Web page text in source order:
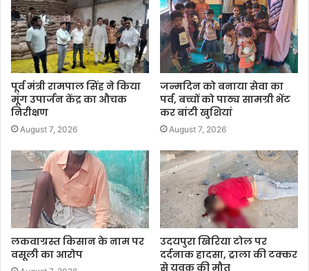
पूर्व मंत्री रामपाल सिंह ने किया
मूंग उपार्जन केंद्र का औचक
निरीक्षण
August 7, 2026
जन्मदिन को बनाया सेवा का
पर्व, बच्चों को पाठ्य सामग्री भेंट
कर बांटी खुशियां
August 7, 2026
लकवाग्रस्त किसान के नाम पर
वसूली का आरोप
उदयपुरा खिरिया टोल पर
दर्दनाक हादसा, ट्राला की टक्कर
से युवक की मौत